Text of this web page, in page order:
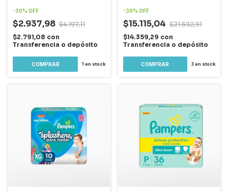
-30% OFF
$2.937,98 $4.197,11
$2.791,08 con
Transferencia o depósito
1 en stock
-30% OFF
$15.115,04 $21.592,91
$14.359,29 con
Transferencia o depósito
3en stock